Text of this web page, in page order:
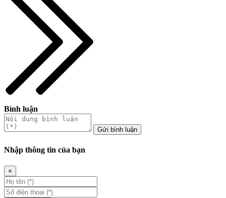
Bình luận
Gửi bình luận
Nhập thông tin của bạn
×